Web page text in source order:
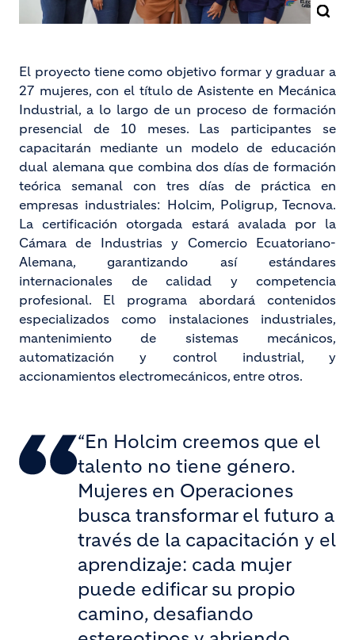
El proyecto tiene como objetivo formar y graduar a
27 mujeres, con el título de Asistente en Mecánica
Industrial, a lo largo de un proceso de formación
presencial de 10 meses. Las participantes se
capacitarán mediante un modelo de educación
dual alemana que combina dos días de formación
teórica semanal con tres días de práctica en
empresas industriales: Holcim, Poligrup, Tecnova.
La certificación otorgada estará avalada por la
Cámara de Industrias y Comercio Ecuatoriano-
Alemana, garantizando así estándares
internacionales de calidad y competencia
profesional. El programa abordará contenidos
especializados como instalaciones industriales,
mantenimiento de sistemas mecánicos,
automatización y control industrial, y
accionamientos electromecánicos, entre otros.
“En Holcim creemos que el
talento no tiene género.
Mujeres en Operaciones
busca transformar el futuro a
través de la capacitación y el
aprendizaje: cada mujer
puede edificar su propio
camino, desafiando